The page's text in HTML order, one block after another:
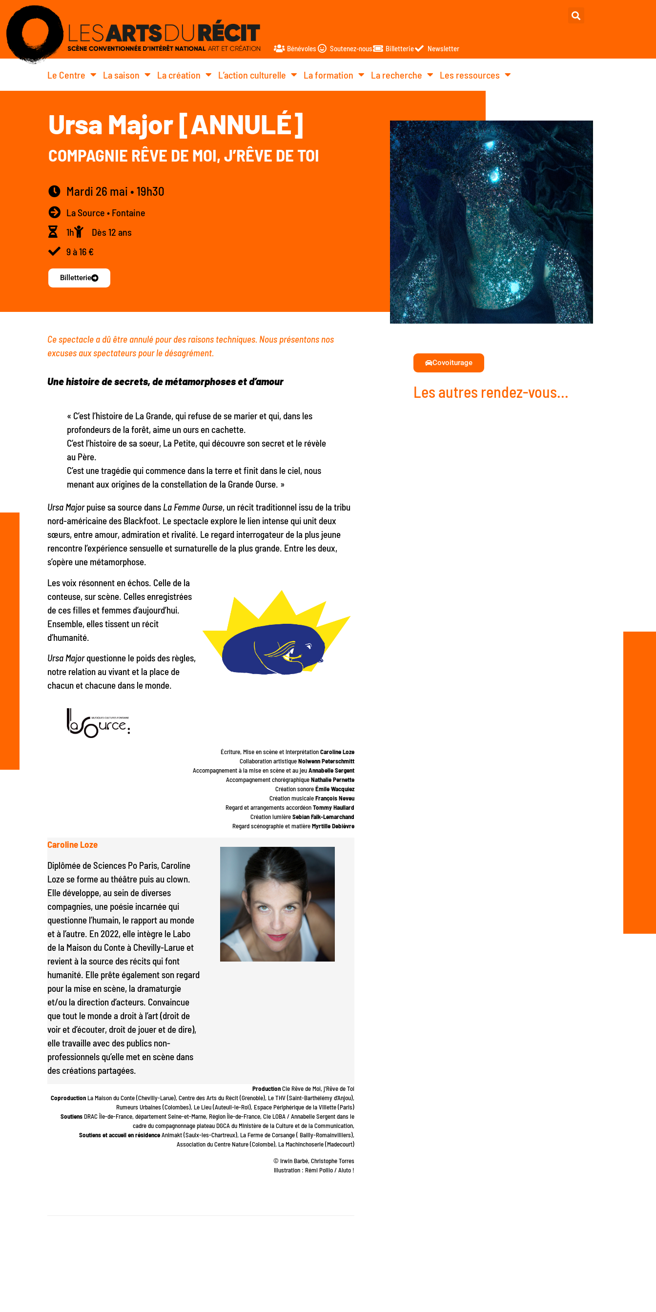
Bénévoles Soutenez-nous Billetterie Newsletter
Le Centre La saison La création L’action culturelle La formation La recherche Les ressources
Ursa Major [ANNULÉ]
COMPAGNIE RÊVE DE MOI, J’RÊVE DE TOI
Mardi 26 mai • 19h30
La Source • Fontaine
1h
Dès 12 ans
9 à 16 €
Billetterie
Ce spectacle a dû être annulé pour des raisons techniques. Nous présentons nos
excuses aux spectateurs pour le désagrément.
Une histoire de secrets, de métamorphoses et d’amour
« C’est l’histoire de La Grande, qui refuse de se marier et qui, dans les
profondeurs de la forêt, aime un ours en cachette.
C’est l’histoire de sa soeur, La Petite, qui découvre son secret et le révèle
au Père.
C’est une tragédie qui commence dans la terre et finit dans le ciel, nous
menant aux origines de la constellation de la Grande Ourse. »
Ursa Majorpuise sa source dans La Femme Ourse, un récit traditionnel issu de la tribu
nord-américaine des Blackfoot. Le spectacle explore le lien intense qui unit deux
sœurs, entre amour, admiration et rivalité. Le regard interrogateur de la plus jeune
rencontre l’expérience sensuelle et surnaturelle de la plus grande. Entre les deux,
s’opère une métamorphose.
Les voix résonnent en échos. Celle de la
conteuse, sur scène. Celles enregistrées
de ces filles et femmes d’aujourd’hui.
Ensemble, elles tissent un récit
d’humanité.
Ursa Majorquestionne le poids des règles,
notre relation au vivant et la place de
chacun et chacune dans le monde.
Écriture, Mise en scène et InterprétationCaroline Loze
Collaboration artistiqueNolwenn Peterschmitt
Accompagnement à la mise en scène et au jeuAnnabelle Sergent
Accompagnement chorégraphiqueNathalie Pernette
Création sonoreÉmile Wacquiez
Création musicaleFrançois Neveu
Regard et arrangements accordéonTommy Haullard
Création lumièreSebian Falk-Lemarchand
Regard scénographie et matièreMyrtille Debièvre
Caroline Loze
Diplômée de Sciences Po Paris, Caroline
Loze se forme au théâtre puis au clown.
Elle développe, au sein de diverses
compagnies, une poésie incarnée qui
questionne l’humain, le rapport au monde
et à l’autre. En 2022, elle intègre le Labo
de la Maison du Conte à Chevilly-Larue et
revient à la source des récits qui font
humanité. Elle prête également son regard
pour la mise en scène, la dramaturgie
et/ou la direction d’acteurs. Convaincue
que tout le monde a droit à l’art (droit de
voir et d’écouter, droit de jouer et de dire),
elle travaille avec des publics non-
professionnels qu’elle met en scène dans
des créations partagées.
ProductionCie Rêve de Moi, j’Rêve de Toi
Coproduction La Maison du Conte (Chevilly-Larue), Centre des Arts du Récit (Grenoble), Le THV (Saint-Barthélémy d‘Anjou),
Rumeurs Urbaines (Colombes), Le Lieu (Auteuil-le-Roi), Espace Périphérique de la Villette (Paris)
Soutiens DRAC Île-de-France, département Seine-et-Marne, Région Île-de-France, Cie LOBA / Annabelle Sergent dans le
cadre du compagnonnage plateau DGCA du Ministère de la Culture et de la Communication,
Soutiens et accueil en résidenceAnimakt (Saulx-les-Chartreux), La Ferme de Corsange ( Bailly-Romainvilliers),
Association du Centre Nature (Colombe), La Machinchoserie (Madecourt)
© Irwin Barbé, Christophe Torres
Illustration : Rémi Pollio / Aiuto !
Covoiturage
Les autres rendez-vous...